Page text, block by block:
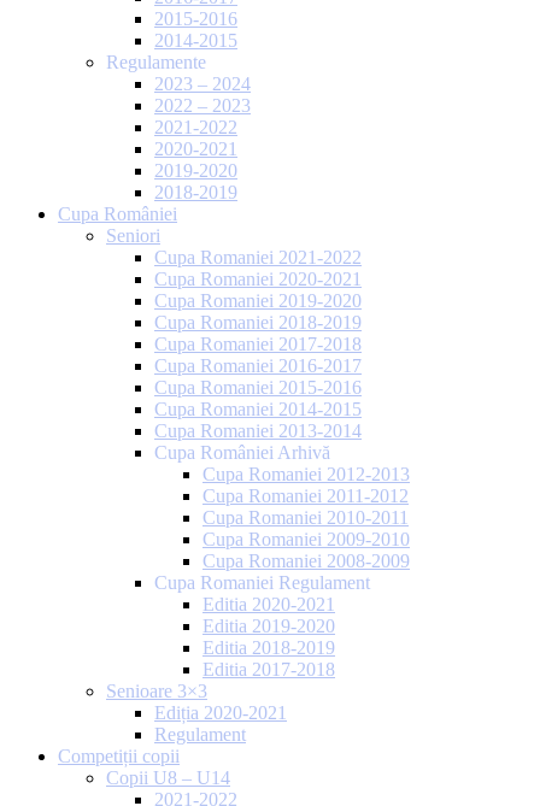
2015-2016
2014-2015
Regulamente
2023 – 2024
2022 – 2023
2021-2022
2020-2021
2019-2020
2018-2019
Cupa României
Seniori
Cupa Romaniei 2021-2022
Cupa Romaniei 2020-2021
Cupa Romaniei 2019-2020
Cupa Romaniei 2018-2019
Cupa Romaniei 2017-2018
Cupa Romaniei 2016-2017
Cupa Romaniei 2015-2016
Cupa Romaniei 2014-2015
Cupa Romaniei 2013-2014
Cupa României Arhivă
Cupa Romaniei 2012-2013
Cupa Romaniei 2011-2012
Cupa Romaniei 2010-2011
Cupa Romaniei 2009-2010
Cupa Romaniei 2008-2009
Cupa Romaniei Regulament
Editia 2020-2021
Editia 2019-2020
Editia 2018-2019
Editia 2017-2018
Senioare 3×3
Ediția 2020-2021
Regulament
Competiții copii
Copii U8 – U14
2021-2022